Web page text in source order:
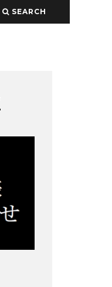
SEARCH